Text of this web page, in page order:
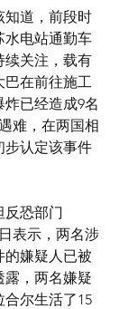
知道，前段时
水电站通勤车
续关注，载有
巴在前往施工
已经造成9名
难，在两国相
步认定该事件
反恐部门
表示，两名涉
的嫌疑人已被
露，两名嫌疑
合尔生活了15